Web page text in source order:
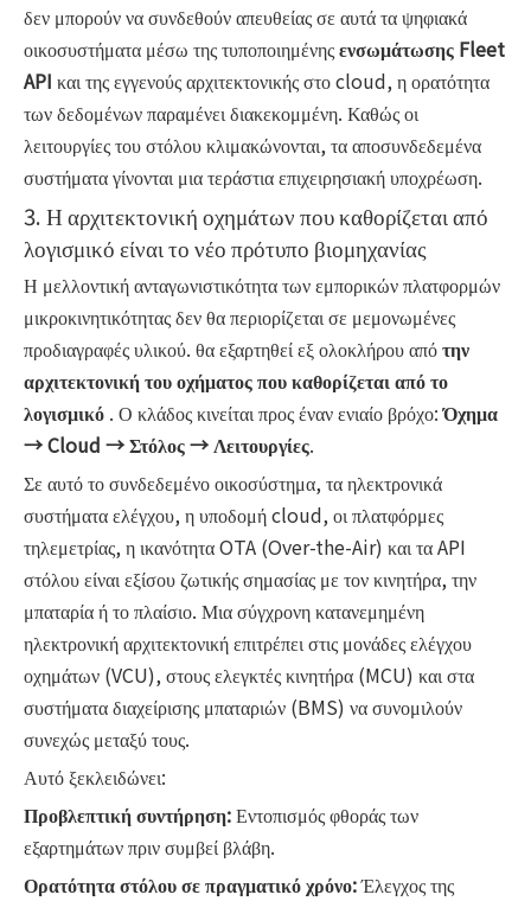
δεν μπορούν να συνδεθούν απευθείας σε αυτά τα ψηφιακά
οικοσυστήματα μέσω της τυποποιημένηςενσωμάτωσης Fleet
API και της εγγενούς αρχιτεκτονικής στο cloud, η ορατότητα
των δεδομένων παραμένει διακεκομμένη. Καθώς οι
λειτουργίες του στόλου κλιμακώνονται, τα αποσυνδεδεμένα
συστήματα γίνονται μια τεράστια επιχειρησιακή υποχρέωση.
3. Η αρχιτεκτονική οχημάτων που καθορίζεται από
λογισμικό είναι το νέο πρότυπο βιομηχανίας
Η μελλοντική ανταγωνιστικότητα των εμπορικών πλατφορμών
μικροκινητικότητας δεν θα περιορίζεται σε μεμονωμένες
προδιαγραφές υλικού. θα εξαρτηθεί εξ ολοκλήρου απότην
αρχιτεκτονική του οχήματος που καθορίζεται από το
λογισμικό . Ο κλάδος κινείται προς έναν ενιαίο βρόχο:Όχημα
→ Cloud → Στόλος → Λειτουργίες.
Σε αυτό το συνδεδεμένο οικοσύστημα, τα ηλεκτρονικά
συστήματα ελέγχου, η υποδομή cloud, οι πλατφόρμες
τηλεμετρίας, η ικανότητα OTA (Over-the-Air) και τα API
στόλου είναι εξίσου ζωτικής σημασίας με τον κινητήρα, την
μπαταρία ή το πλαίσιο. Μια σύγχρονη κατανεμημένη
ηλεκτρονική αρχιτεκτονική επιτρέπει στις μονάδες ελέγχου
οχημάτων (VCU), στους ελεγκτές κινητήρα (MCU) και στα
συστήματα διαχείρισης μπαταριών (BMS) να συνομιλούν
συνεχώς μεταξύ τους.
Αυτό ξεκλειδώνει:
Προβλεπτική συντήρηση:Εντοπισμός φθοράς των
εξαρτημάτων πριν συμβεί βλάβη.
Ορατότητα στόλου σε πραγματικό χρόνο:Έλεγχος της